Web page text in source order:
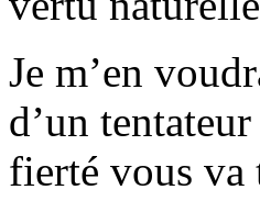
Je m’en
d’un
fierté vous va